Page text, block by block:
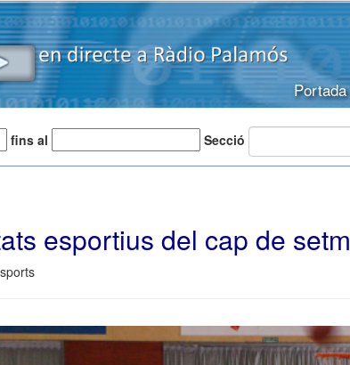
Portada
fins al Secció
esportius del cap de